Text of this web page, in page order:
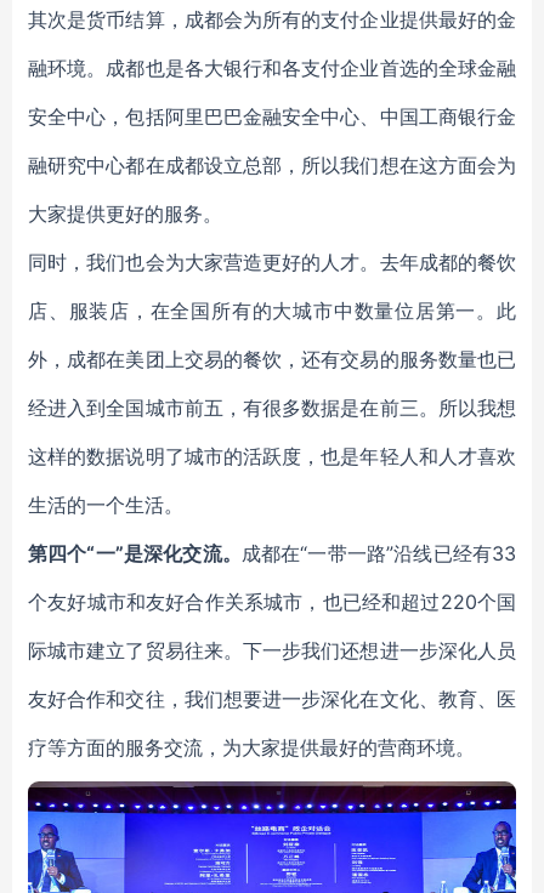
其次是货币结算，成都会为所有的支付企业提供最好的金
融环境。成都也是各大银行和各支付企业首选的全球金融
安全中心，包括阿里巴巴金融安全中心、中国工商银行金
融研究中心都在成都设立总部，所以我们想在这方面会为
大家提供更好的服务。
同时，我们也会为大家营造更好的人才。去年成都的餐饮
店、服装店，在全国所有的大城市中数量位居第一。此
外，成都在美团上交易的餐饮，还有交易的服务数量也已
经进入到全国城市前五，有很多数据是在前三。所以我想
这样的数据说明了城市的活跃度，也是年轻人和人才喜欢
生活的一个生活。
第四个“一”是深化交流。 成都在“一带一路”沿线已经有33
个友好城市和友好合作关系城市，也已经和超过220个国
际城市建立了贸易往来。下一步我们还想进一步深化人员
友好合作和交往，我们想要进一步深化在文化、教育、医
疗等方面的服务交流，为大家提供最好的营商环境。